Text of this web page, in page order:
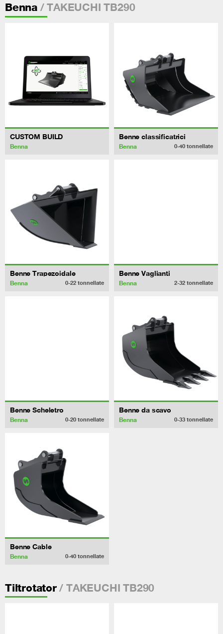
Benna/ TAKEUCHI TB290
CUSTOM BUILD
Benna
Benne classificatrici
Benna 0-40 tonnellate
Benne Trapezoidale
Benna 0-22 tonnellate
Benne Vaglianti
Benna 2-32 tonnellate
Benne Scheletro
Benna 0-20 tonnellate
Benne da scavo
Benna 0-33 tonnellate
Benne Cable
Benna 0-40 tonnellate
Tiltrotator/ TAKEUCHI TB290